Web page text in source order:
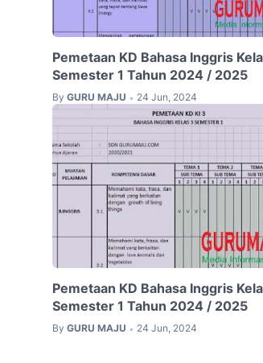
Pemetaan KD Bahasa Inggris
Semester 1 Tahun 2024 / 2025
By GURU MAJU • 24 Jun, 2024
Pemetaan KD Bahasa Inggris
Semester 1 Tahun 2024 / 2025
By GURU MAJU • 24 Jun, 2024